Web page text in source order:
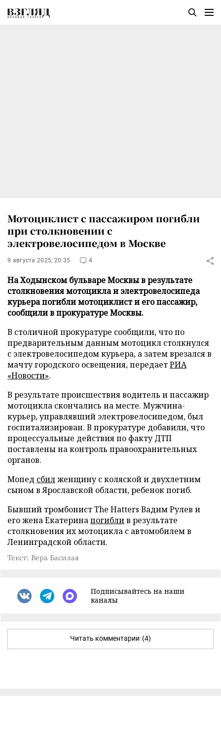
Мотоциклист с пассажиром погибли
при столкновении с
электровелосипедом в Москве
9 августа 2025, 20:35 4
На Ходынском бульваре Москвы в результате
столкновения мотоцикла и электровелосипеда
курьера погибли мотоциклист и его пассажир,
сообщили в прокуратуре Москвы.
В столичной прокуратуре сообщили, что по
предварительным данным мотоцикл столкнулся
с электровелосипедом курьера, а затем врезался в
мачту городского освещения, передаетРИА
«Новости».
В результате происшествия водитель и пассажир
мотоцикла скончались на месте. Мужчина-
курьер, управлявший электровелосипедом, был
госпитализирован. В прокуратуре добавили, что
процессуальные действия по факту ДТП
поставлены на контроль правоохранительных
органов.
Мопед сбилженщину с коляской и двухлетним
сыном в Ярославской области, ребенок погиб.
Бывший тромбонист The Hatters Вадим Рулев и
его жена Екатеринапогиблив результате
столкновения их мотоцикла с автомобилем в
Ленинградской области.
Текст: Вера Басилая
Подписывайтесь на наши
каналы
Читать комментарии (4)